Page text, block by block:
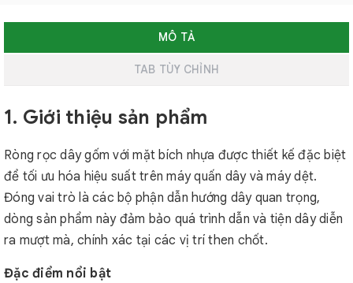
MÔ TẢ
TAB TÙY CHỈNH
1. Giới thiệu sản phẩm
Ròng rọc dây gốm với mặt bích nhựa được thiết kế đặc biệt
để tối ưu hóa hiệu suất trên máy quấn dây và máy dệt.
Đóng vai trò là các bộ phận dẫn hướng dây quan trọng,
dòng sản phẩm này đảm bảo quá trình dẫn và tiện dây diễn
ra mượt mà, chính xác tại các vị trí then chốt.
Đặc điểm nổi bật